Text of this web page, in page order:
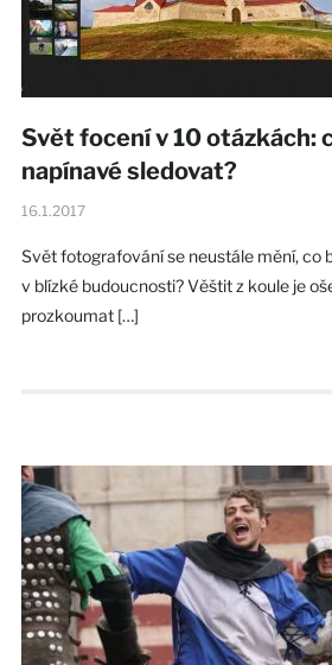
Svět focení v 10 otázkách:
napínavé sledovat?
16.1.2017
Svět fotografování se neustále mění, co
v blízké budoucnosti? Věštit z koule je
prozkoumat […]